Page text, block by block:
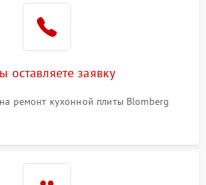
оставляете заявку
на ремонт кухонной плиты Blomberg